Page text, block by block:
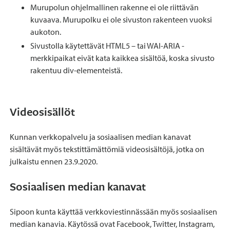
Murupolun ohjelmallinen rakenne ei ole riittävän
kuvaava. Murupolku ei ole sivuston rakenteen vuoksi
aukoton.
Sivustolla käytettävät HTML5 – tai WAI-ARIA -
merkkipaikat eivät kata kaikkea sisältöä, koska sivusto
rakentuu div-elementeistä.
Videosisällöt
Kunnan verkkopalvelu ja sosiaalisen median kanavat
sisältävät myös tekstittämättömiä videosisältöjä, jotka on
julkaistu ennen 23.9.2020.
Sosiaalisen median kanavat
Sipoon kunta käyttää verkkoviestinnässään myös sosiaalisen
median kanavia. Käytössä ovat Facebook, Twitter, Instagram,